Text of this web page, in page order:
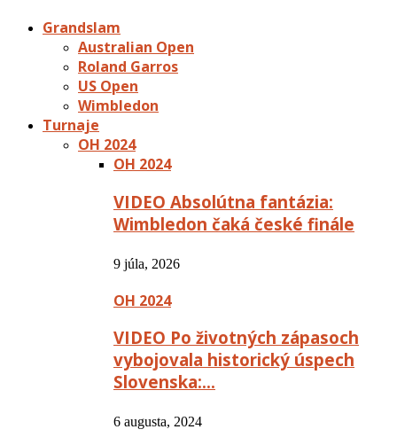
Grandslam
Australian Open
Roland Garros
US Open
Wimbledon
Turnaje
OH 2024
OH 2024
VIDEO Absolútna fantázia:
Wimbledon čaká české finále
9 júla, 2026
OH 2024
VIDEO Po životných zápasoch
vybojovala historický úspech
Slovenska:…
6 augusta, 2024